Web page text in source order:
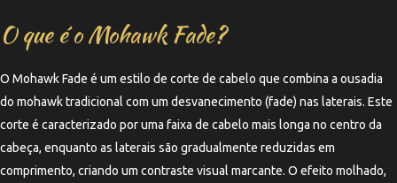
O que é o Mohawk Fade?
O Mohawk Fade é um estilo de corte de cabelo que combina a ousadia
do mohawk tradicional com um desvanecimento (fade) nas laterais. Este
corte é caracterizado por uma faixa de cabelo mais longa no centro da
cabeça, enquanto as laterais são gradualmente reduzidas em
comprimento, criando um contraste visual marcante. O efeito molhado,